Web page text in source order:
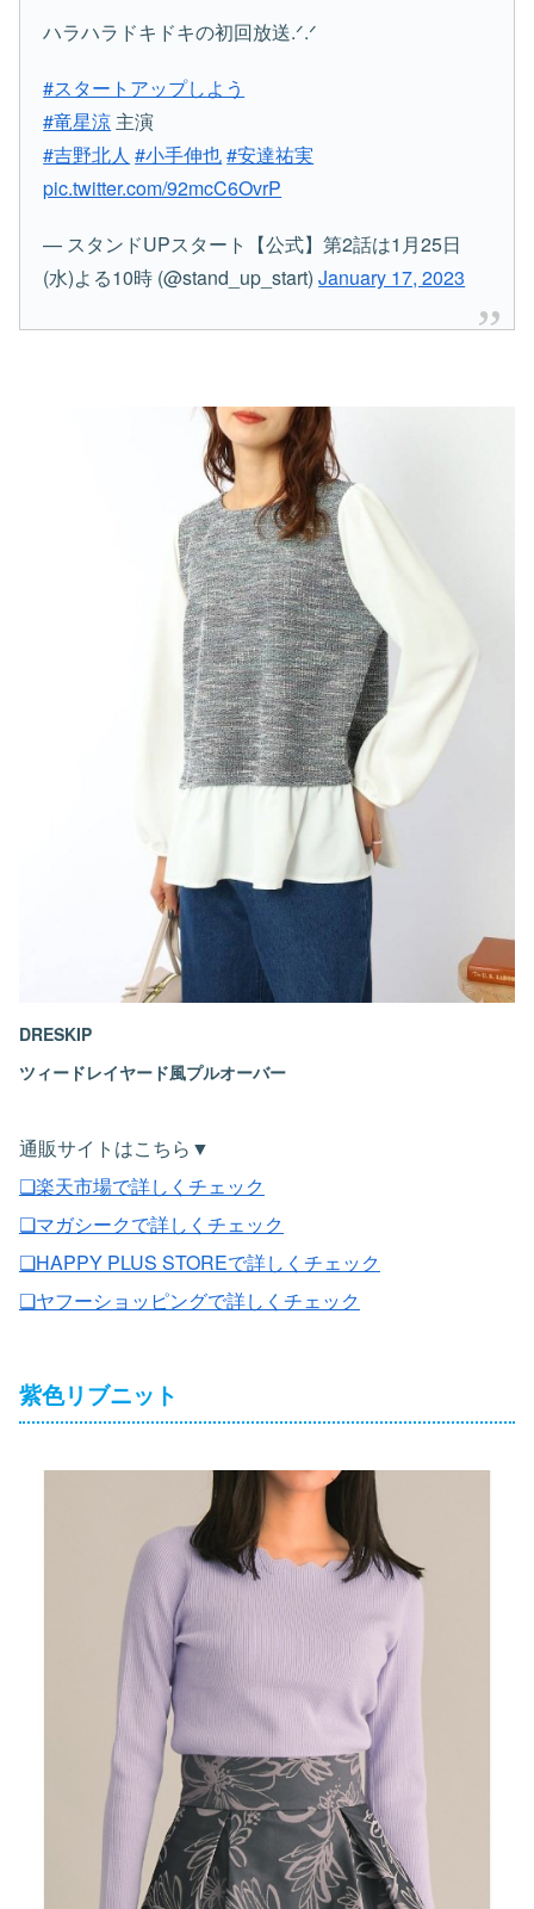
ハラハラドキドキの初回放送.ᐟ.ᐟ
#スタートアップしよう
#竜星涼 主演
#吉野北人 #小手伸也#安達祐実
pic.twitter.com/92mcC6OvrP
— スタンドUPスタート【公式】第2話は1月25日
(水)よる10時 (@stand_up_start)January 17, 2023
DRESKIP
ツィードレイヤード風プルオーバー
通販サイトはこちら▼
❏楽天市場で詳しくチェック
❏マガシークで詳しくチェック
❏HAPPY PLUS STOREで詳しくチェック
❏ヤフーショッピングで詳しくチェック
紫色リブニット